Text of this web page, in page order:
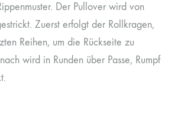
Der Pullover wird von
Zuerst erfolgt der Rollkragen,
Reihen, um die Rückseite zu
wird in Runden über Passe, Rumpf